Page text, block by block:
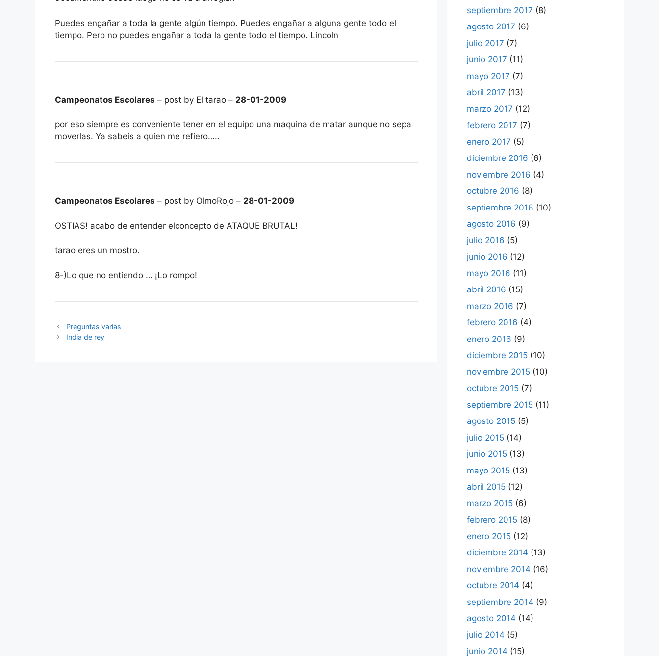
Puedes engañar a toda la gente algún tiempo. Puedes engañar a alguna gente todo el
tiempo. Pero no puedes engañar a toda la gente todo el tiempo. Lincoln
Campeonatos Escolares – post by El tarao – 28-01-2009
por eso siempre es conveniente tener en el equipo una maquina de matar aunque no sepa
moverlas. Ya sabeis a quien me refiero…..
Campeonatos Escolares – post by OlmoRojo – 28-01-2009
OSTIAS! acabo de entender elconcepto de ATAQUE BRUTAL!
tarao eres un mostro.
8-)Lo que no entiendo … ¡Lo rompo!
Preguntas varias
India de rey
septiembre 2017 (8)
agosto 2017 (6)
julio 2017 (7)
junio 2017 (11)
mayo 2017 (7)
abril 2017 (13)
marzo 2017 (12)
febrero 2017 (7)
enero 2017 (5)
diciembre 2016 (6)
noviembre 2016 (4)
octubre 2016 (8)
septiembre 2016 (10)
agosto 2016 (9)
julio 2016 (5)
junio 2016 (12)
mayo 2016 (11)
abril 2016 (15)
marzo 2016 (7)
febrero 2016 (4)
enero 2016 (9)
diciembre 2015 (10)
noviembre 2015 (10)
octubre 2015 (7)
septiembre 2015 (11)
agosto 2015 (5)
julio 2015 (14)
junio 2015 (13)
mayo 2015 (13)
abril 2015 (12)
marzo 2015 (6)
febrero 2015 (8)
enero 2015 (12)
diciembre 2014 (13)
noviembre 2014 (16)
octubre 2014 (4)
septiembre 2014 (9)
agosto 2014 (14)
julio 2014 (5)
junio 2014 (15)